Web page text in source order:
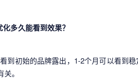
多久能看到效果？
到初始的品牌露出，1-2个月可以看到
。